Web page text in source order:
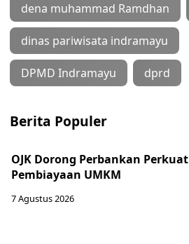
dena muhammad Ramdhan
dinas pariwisata indramayu
DPMD Indramayu dprd
Berita Populer
OJK Dorong Perbankan Perkuat
Pembiayaan UMKM
7 Agustus 2026